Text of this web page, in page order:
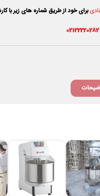
برای خود از طریق شماره های زیر با
02122220282